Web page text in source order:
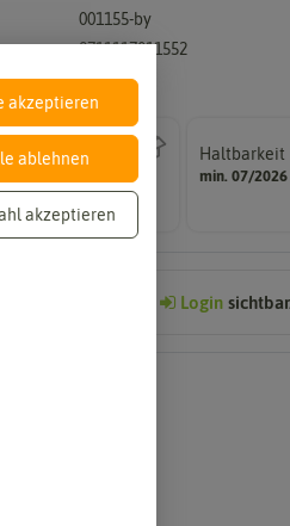
001155-by
8711117011552
Haltbarkeit
min. 07/2026
Zeitpunkt, bis
gut keimen
Loginsichtbar.
akzeptieren
ablehnen
akzeptieren